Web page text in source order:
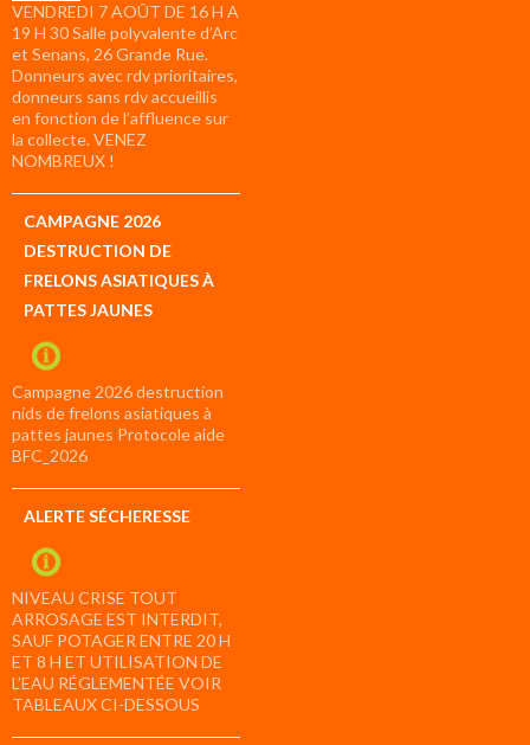
VENDREDI 7 AOÛT DE 16 H A
19 H 30 Salle polyvalente d’Arc
et Senans, 26 Grande Rue.
Donneurs avec rdv prioritaires,
donneurs sans rdv accueillis
en fonction de l’affluence sur
la collecte. VENEZ
NOMBREUX !
CAMPAGNE 2026
DESTRUCTION DE
FRELONS ASIATIQUES À
PATTES JAUNES
Campagne 2026 destruction
nids de frelons asiatiques à
pattes jaunes Protocole aide
BFC_2026
ALERTE SÉCHERESSE
NIVEAU CRISE TOUT
ARROSAGE EST INTERDIT,
SAUF POTAGER ENTRE 20 H
ET 8 H ET UTILISATION DE
L’EAU RÉGLEMENTÉE VOIR
TABLEAUX CI-DESSOUS